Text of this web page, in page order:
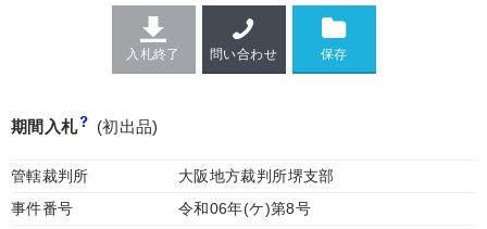
入札終了 問い合わせ
期間入札 (初出品)
管轄裁判所
大阪地方裁判所堺支部
事件番号
令和06年(ケ)第8号